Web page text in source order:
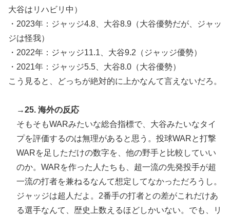
大谷はリハビリ中）
・2023年：ジャッジ4.8、大谷8.9（大谷優勢だが、ジャッ
ジは怪我）
・2022年：ジャッジ11.1、大谷9.2（ジャッジ優勢）
・2021年：ジャッジ5.5、大谷8.0（大谷優勢）
こう見ると、どっちが絶対的に上かなんて言えないだろ。
→25. 海外の反応
そもそもWARみたいな総合指標で、大谷みたいなタイ
プを評価するのは無理があると思う。投球WARと打撃
WARを足しただけの数字を、他の野手と比較していい
のか。WARを作った人たちも、超一流の先発投手が超
一流の打者を兼ねるなんて想定してなかっただろうし。
ジャッジは超人だよ。2番手の打者との差がこれだけあ
る選手なんて、歴史上数えるほどしかいない。でも、リ